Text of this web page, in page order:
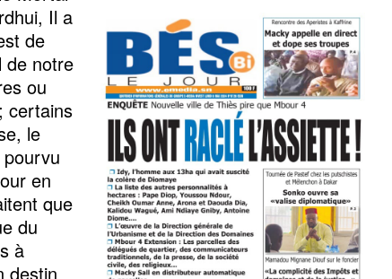
Il a
de
de notre
ou
certains
le
en
que
du
à
destin